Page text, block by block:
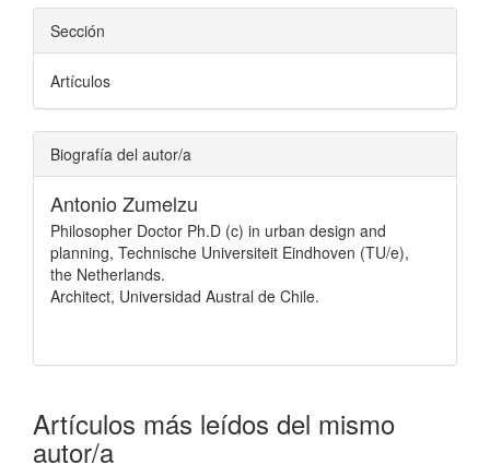
Sección
Artículos
Biografía del autor/a
Antonio Zumelzu
Philosopher Doctor Ph.D (c) in urban design and
planning, Technische Universiteit Eindhoven (TU/e),
the Netherlands.
Architect, Universidad Austral de Chile.
Artículos más leídos del mismo
autor/a